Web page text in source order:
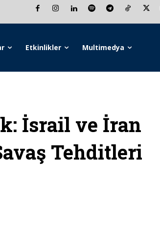
Etkinlikler Multimedya
İsrail ve İran
Tehditleri